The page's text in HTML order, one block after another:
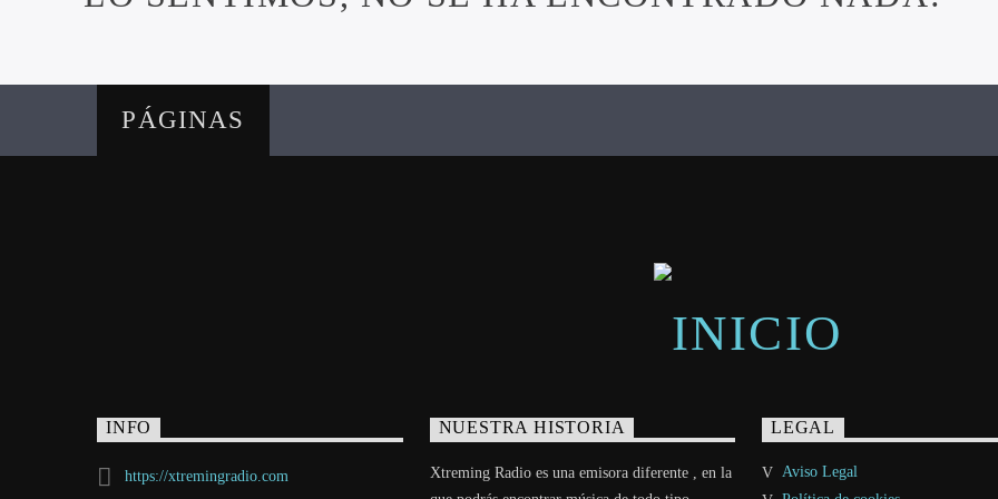
PÁGINAS
INFO
https://xtremingradio.com
NUESTRA HISTORIA
Xtreming Radio es una emisora diferente , en la
LEGAL
Aviso Legal